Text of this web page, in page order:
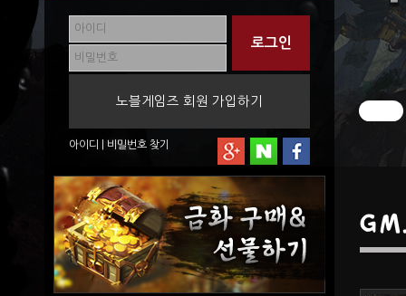
노블게임즈 회원 가입하기
아이디 비밀번호 찾기
GM